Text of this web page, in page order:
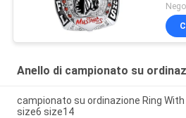
Anello di campionato su
campionato su ordinazione Ring
size6 size14